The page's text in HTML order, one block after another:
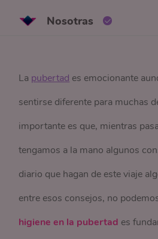
Nosotras
La pubertad es emocionante
sentirse diferente para muchas
importante es que, mientras
tengamos a la mano algunos
diario que hagan de este viaje
entre esos consejos, no
higiene en la pubertad es